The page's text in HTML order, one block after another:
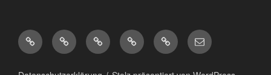
Diaspora*PixelfedPeertubeMastodonMatrix eMail